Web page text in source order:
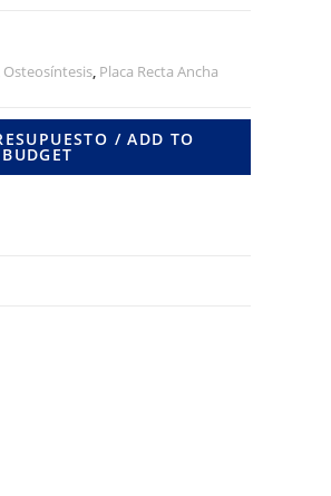
Osteosíntesis, Placa Recta Ancha
/ ADD TO
BUDGET